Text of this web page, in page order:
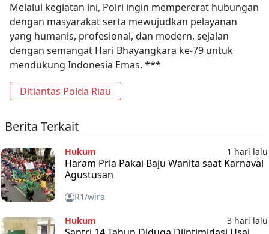
Melalui kegiatan ini, Polri ingin mempererat hubungan
dengan masyarakat serta mewujudkan pelayanan
yang humanis, profesional, dan modern, sejalan
dengan semangat Hari Bhayangkara ke-79 untuk
mendukung Indonesia Emas. ***
Ditlantas Polda Riau
Berita Terkait
Hukum 1 hari lalu
Haram Pria Pakai Baju Wanita saat Karnaval
Agustusan
R1/wira
Hukum 3 hari lalu